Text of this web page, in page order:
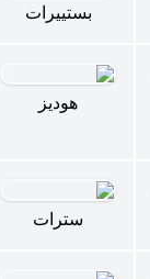
بستييرات
هوديز
سترات